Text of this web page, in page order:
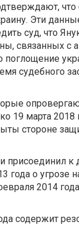
Эти
суд, что
связанных с
судебного
19 марта 2018
стороне
присоединил
года о угрозе
2014
содержит